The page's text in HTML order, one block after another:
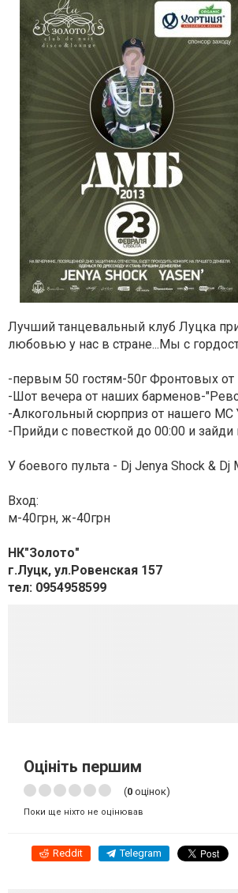
Лучший танцевальный клуб Луцка
любовью у нас в стране...Мы с
-первым 50 гостям-50г Фронтовых
-Шот вечера от наших барменов-
-Алкогольный сюрприз от нашего MC
-Прийди с повесткой до 00:00 и зайди
У боевого пульта - Dj Jenya Shock & Dj
Вход:
м-40грн, ж-40грн
НК"Золото"
г.Луцк, ул.Ровенская 157
тел: 0954958599
Оцініть першим
(0 оцінок)
Поки ще ніхто не оцінював
Reddit Telegram